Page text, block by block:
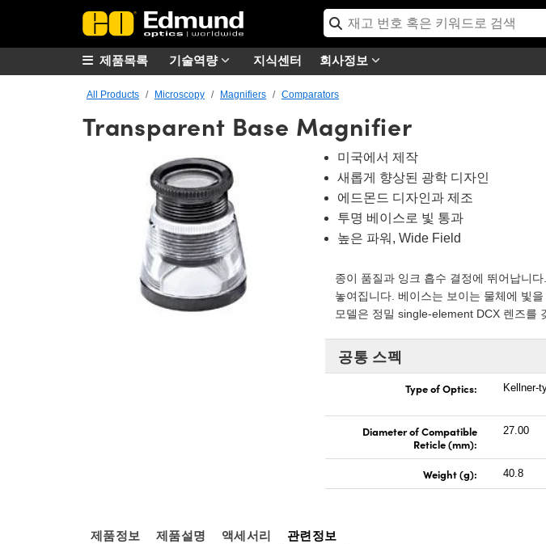
기술역량 지식센터 회사정보
제품목록
All Products Microscopy Magnifiers Comparators
Transparent Base Magnifier
미국에서 제작
새롭게 향상된 광학 디자인
에드몬드 디자인과 제조
투명 베이스로 빛 통과
높은 파워, Wide Field
종이 품질과 잉크 흡수 결정에 뛰어납니
놓여집니다. 베이스는 보이는 물체에 빛
모델은 정밀 single-element DCX 렌즈를
공통 스펙
Type of Optics: Kellner-
Diameter of Compatible
Reticle (mm):
27.00
Weight (g): 40.8
제품정보 제품설명 액세서리 관련정보